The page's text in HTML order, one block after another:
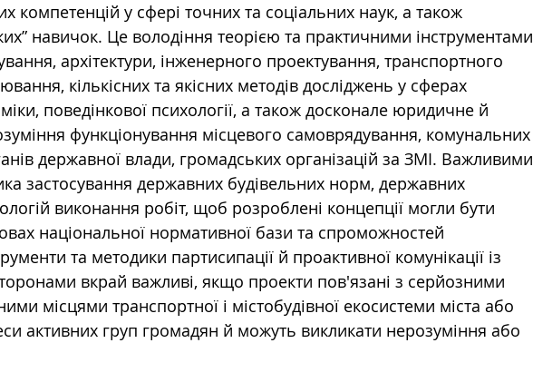
компетенцій у сфері точних та соціальних наук, а також
навичок. Це володіння теорією та практичними інструментами
архітектури, інженерного проектування, транспортного
кількісних та якісних методів досліджень у сферах
поведінкової психології, а також досконале юридичне й
функціонування місцевого самоврядування, комунальних
державної влади, громадських організацій за ЗМІ. Важливими
застосування державних будівельних норм, державних
виконання робіт, щоб розроблені концепції могли бути
національної нормативної бази та спроможностей
та методики партисипації й проактивної комунікації із
вкрай важливі, якщо проекти пов'язані з серйозними
місцями транспортної і містобудівної екосистеми міста або
активних груп громадян й можуть викликати нерозуміння або